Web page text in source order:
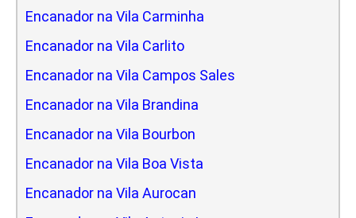
Encanador na Vila Carminha
Encanador na Vila Carlito
Encanador na Vila Campos Sales
Encanador na Vila Brandina
Encanador na Vila Bourbon
Encanador na Vila Boa Vista
Encanador na Vila Aurocan